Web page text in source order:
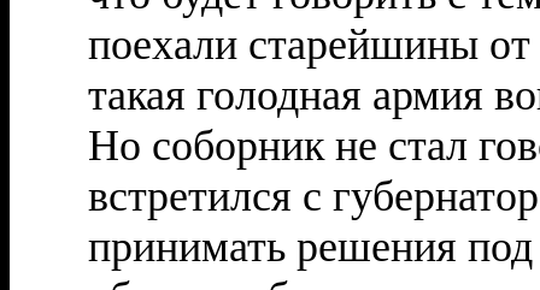
поехали старейшины
такая голодная армия
Но соборник не стал
встретился с
принимать решения